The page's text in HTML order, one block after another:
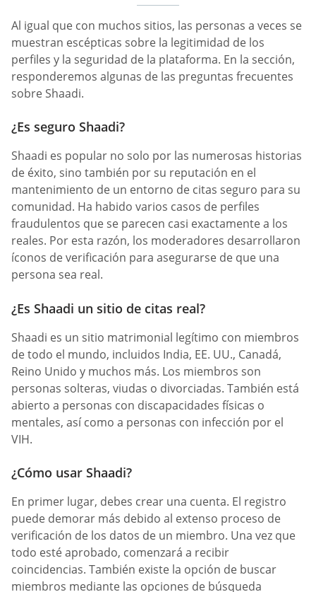
Al igual que con muchos sitios, las personas a veces se
muestran escépticas sobre la legitimidad de los
perfiles y la seguridad de la plataforma. En la sección,
responderemos algunas de las preguntas frecuentes
sobre Shaadi.
¿Es seguro Shaadi?
Shaadi es popular no solo por las numerosas historias
de éxito, sino también por su reputación en el
mantenimiento de un entorno de citas seguro para su
comunidad. Ha habido varios casos de perfiles
fraudulentos que se parecen casi exactamente a los
reales. Por esta razón, los moderadores desarrollaron
íconos de verificación para asegurarse de que una
persona sea real.
¿Es Shaadi un sitio de citas real?
Shaadi es un sitio matrimonial legítimo con miembros
de todo el mundo, incluidos India, EE. UU., Canadá,
Reino Unido y muchos más. Los miembros son
personas solteras, viudas o divorciadas. También está
abierto a personas con discapacidades físicas o
mentales, así como a personas con infección por el
VIH.
¿Cómo usar Shaadi?
En primer lugar, debes crear una cuenta. El registro
puede demorar más debido al extenso proceso de
verificación de los datos de un miembro. Una vez que
todo esté aprobado, comenzará a recibir
coincidencias. También existe la opción de buscar
miembros mediante las opciones de búsqueda